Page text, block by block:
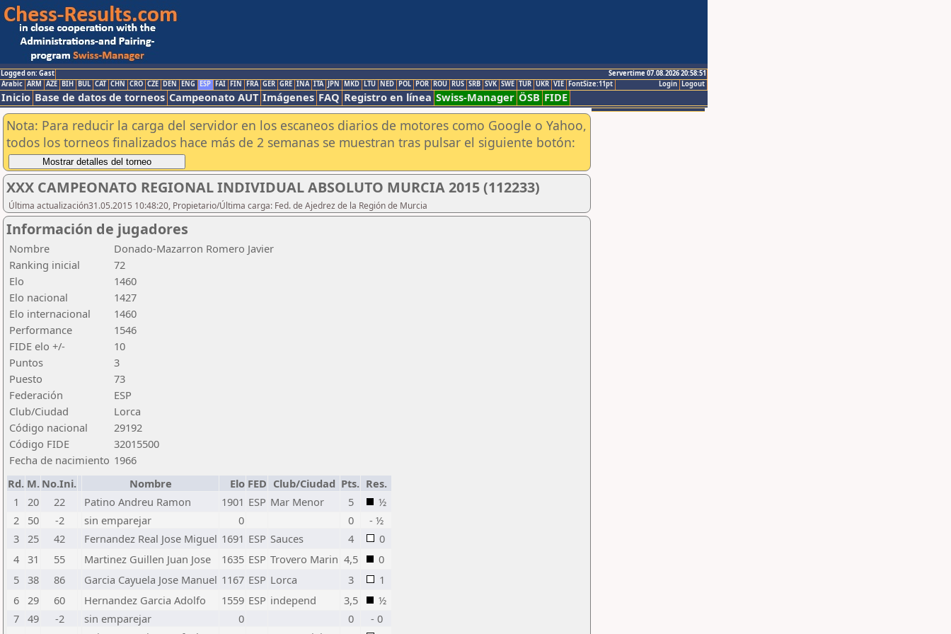
Logged on: Gast
Servertime 07.08.2026 20:58:51
Logout
Login
Arabic ARM AZE BIH BUL CAT CHN CRO CZE DEN ENG ESP FAI FIN FRA GER GRE INA ITA JPN MKD LTU NED POL POR ROU RUS SRB SVK SWE TUR UKR VIE FontSize:11pt
Inicio Base de datos de torneos Campeonato AUT Imágenes FAQ Registro en línea Swiss-Manager ÖSB FIDE
Nota: Para reducir la carga del servidor en los escaneos diarios de motores como Google o Yahoo,
todos los torneos finalizados hace más de 2 semanas se muestran tras pulsar el siguiente botón:
XXX CAMPEONATO REGIONAL INDIVIDUAL ABSOLUTO MURCIA 2015 (112233)
Última actualización31.05.2015 10:48:20, Propietario/Última carga: Fed. de Ajedrez de la Región de Murcia
Información de jugadores
Nombre
Donado-Mazarron Romero Javier
Ranking inicial
72
Elo
1460
Elo nacional
1427
Elo internacional
1460
Performance
1546
FIDE elo +/-
10
Puntos
3
Puesto
73
Federación
ESP
Club/Ciudad
Lorca
Código nacional
29192
Código FIDE
32015500
Fecha de nacimiento 1966
Rd. M. No.Ini. Nombre Elo FED Club/Ciudad Pts. Res.
1
20 22 Patino Andreu Ramon 1901 ESP Mar Menor 5
½
2
50 -2 sin emparejar 0 0
- ½
3 25 42 Fernandez Real Jose Miguel 1691 ESP Sauces 4
0
4 31 55 Martinez Guillen Juan Jose 1635 ESP Trovero Marin 4,5
0
5 38 86 Garcia Cayuela Jose Manuel 1167 ESP Lorca 3
1
6 29 60 Hernandez Garcia Adolfo 1559 ESP independ 3,5
½
7 49 -2 sin emparejar 0 0
- 0